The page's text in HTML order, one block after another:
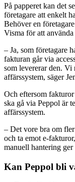
På papperet kan det
företagare att enkelt
Behöver en
Visma för att
– Ja, som företagare
fakturan går via
som levererar den. Vi
affärssystem, säger
Och eftersom
ska gå via Peppol är
affärssystem.
– Det vore bra om
och ta emot e-
manuell hantering
Kan Peppol bli